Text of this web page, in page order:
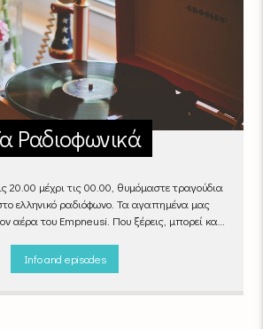
Ραδιοφωνικά
20.00 μέχρι τις 00.00, θυμόμαστε τραγούδια
ελληνικό ραδιόφωνο. Τα αγαπημένα μας
αέρα του Empneusi. Που ξέρεις, μπορεί και
:00 – 00:00στονEmpneusi 107 FM
Info and episodes